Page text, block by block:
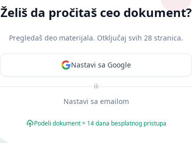
Želiš da pročitaš ceo dokument?
Pregledaš deo materijala. Otključaj svih 28 stranica.
Nastavi sa Google
ili
Nastavi sa emailom
Podeli dokument = 14 dana besplatnog pristupa